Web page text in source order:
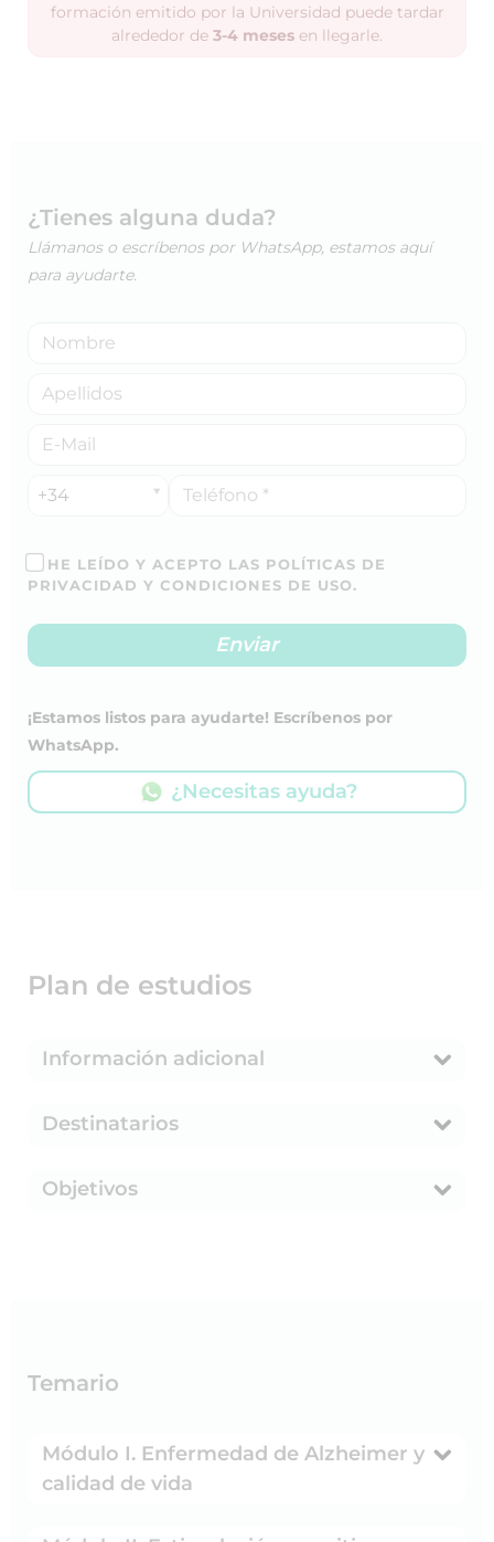
formación emitido por la Universidad puede tardar
alrededor de 3-4 meses en llegarle.
¿Tienes alguna duda?
Llámanos o escríbenos por WhatsApp, estamos aquí
para ayudarte.
+34
HE LEÍDO Y ACEPTO LAS POLÍTICAS DE
PRIVACIDAD Y CONDICIONES DE USO.
¡Estamos listos para ayudarte! Escríbenos por
WhatsApp.
¿Necesitas ayuda?
Plan de estudios
Información adicional
Destinatarios
Objetivos
Temario
Módulo I. Enfermedad de Alzheimer y
calidad de vida